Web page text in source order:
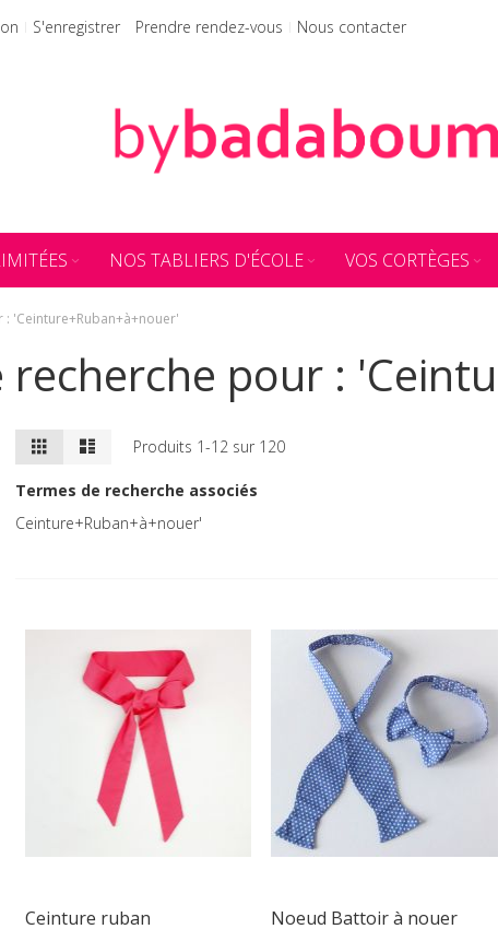
S'enregistrer Prendre rendez-vous Nous contacter
NOS TABLIERS D'ÉCOLE VOS CORTÈGES
'Ceinture+Ruban+à+nouer'
recherche pour :
Afficher
en
Grille Produits 1-12sur 120
Termes de recherche associés
Ceinture+Ruban+à+nouer'
Ceinture ruban
Noeud Battoir à nouer